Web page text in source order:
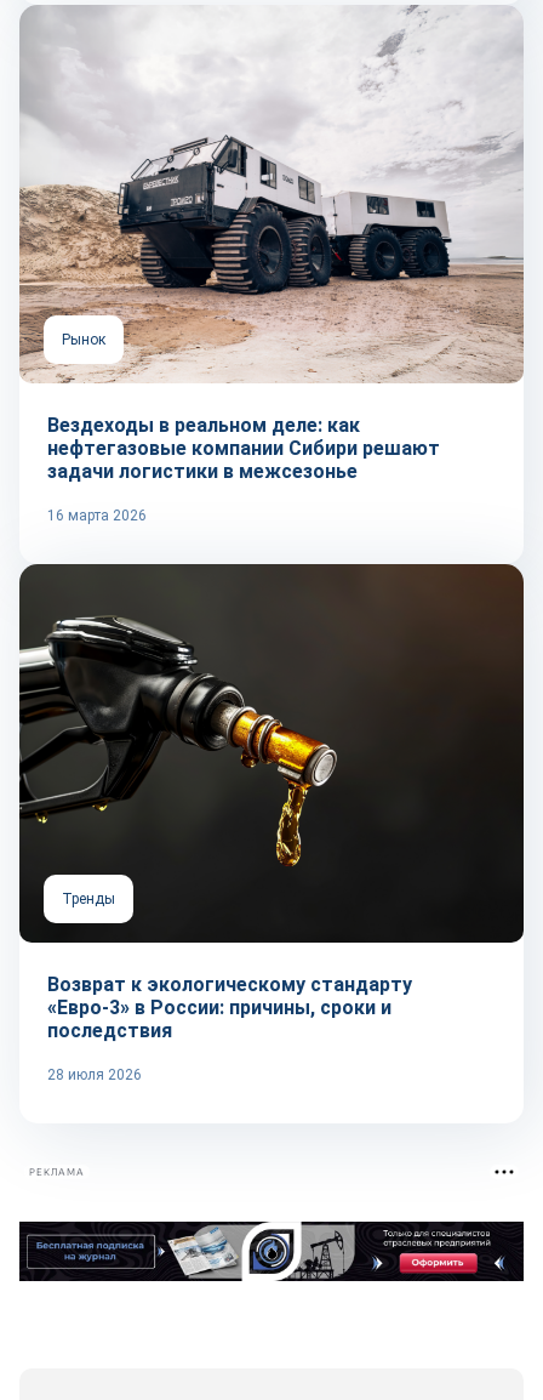
Рынок
Вездеходы в реальном деле: как
нефтегазовые компании Сибири решают
задачи логистики в межсезонье
16 марта 2026
Тренды
Возврат к экологическому стандарту
«Евро-3» в России: причины, сроки и
последствия
28 июля 2026
РЕКЛАМА